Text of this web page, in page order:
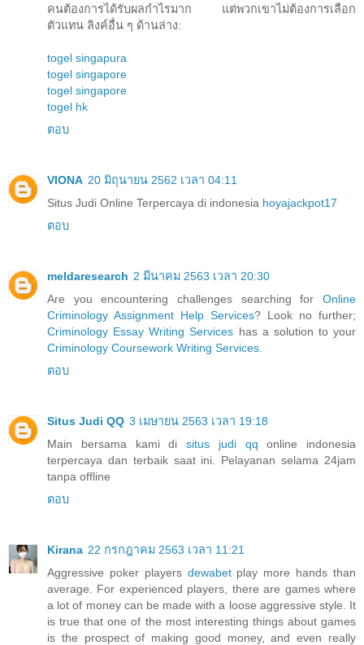
คนต้องการได้รับผลกำไรมาก แต่พวกเขาไม่ต้องการเลือก
ตัวแทน ลิงค์อื่น ๆ ด้านล่าง:
togel singapura
togel singapore
togel singapore
togel hk
ตอบ
VIONA 20 มิถุนายน 2562 เวลา 04:11
Situs Judi Online Terpercaya di indonesia hoyajackpot17
ตอบ
meldaresearch 2 มีนาคม 2563 เวลา 20:30
Are you encountering challenges searching for Online
Criminology Assignment Help Services? Look no further;
Criminology Essay Writing Services has a solution to your
Criminology Coursework Writing Services
ตอบ
Situs Judi QQ 3 เมษายน 2563 เวลา 19:18
Main bersama kami di situs judi qq online indonesia
terpercaya dan terbaik saat ini. Pelayanan selama 24jam
tanpa offline
ตอบ
Kirana 22 กรกฎาคม 2563 เวลา 11:21
Aggressive poker players dewabetplay more hands than
average. For experienced players, there are games where
a lot of money can be made with a loose aggressive style. It
is true that one of the most interesting things about games
is the prospect of making good money, and even really